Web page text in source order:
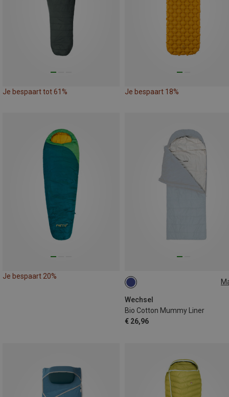
Je bespaart tot 61% Je bespaart 18%
Je bespaart 20%
Wechsel
Bio Cotton Mummy Liner
€ 26,96
MAX. 210CM